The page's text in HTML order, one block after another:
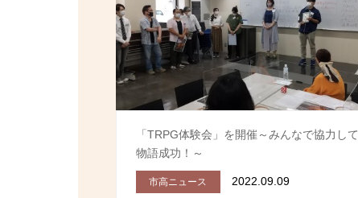
「TRPG体験会」を開催～みんなで協力して
物語成功！～
市高ニュース 2022.09.09